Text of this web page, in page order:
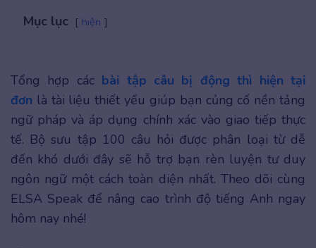
Mục lục hiện
Tổng hợp các bài tập câu bị động thì hiện tại
đơn là tài liệu thiết yếu giúp bạn củng cố nền tảng
ngữ pháp và áp dụng chính xác vào giao tiếp thực
tế. Bộ sưu tập 100 câu hỏi được phân loại từ dễ
đến khó dưới đây sẽ hỗ trợ bạn rèn luyện tư duy
ngôn ngữ một cách toàn diện nhất. Theo dõi cùng
ELSA Speak để nâng cao trình độ tiếng Anh ngay
hôm nay nhé!